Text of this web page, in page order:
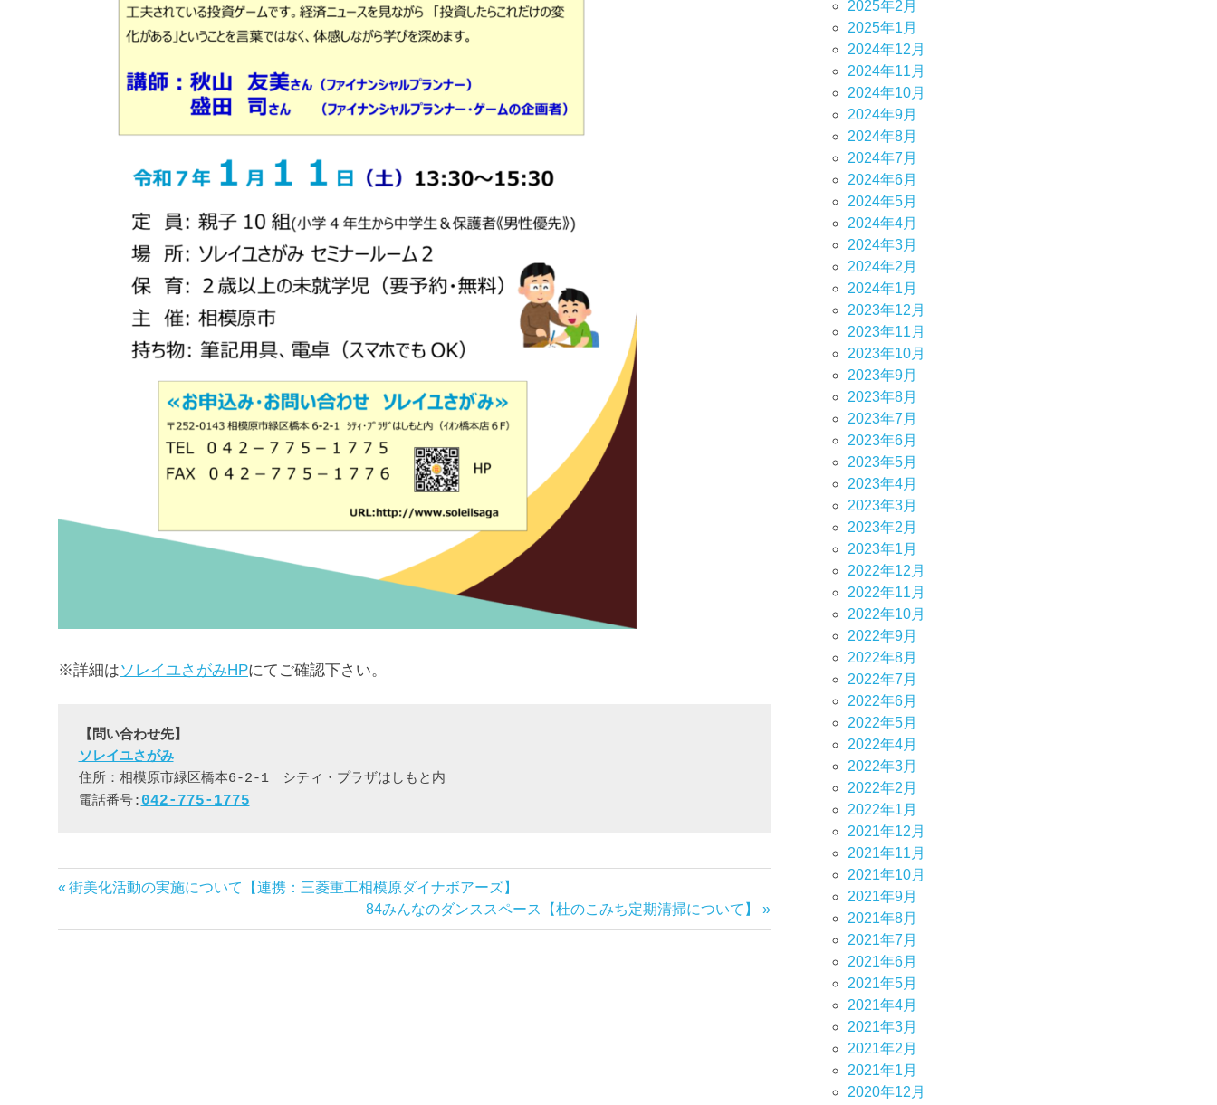
※詳細はソレイユさがみHPにてご確認下さい。
ソレイユさがみ
住所：相模原市緑区橋本6-2-1　シティ・プラザはしもと内
電話番号: 042-775-1775
投
稿
前
記
街美化活動の実施について【連携：三菱重工相模原ダイナボアーズ】
次
の
84みんなのダンススペース【杜のこみち定期清掃について】
2025年2月
2025年1月
2024年12月
2024年11月
2024年10月
2024年9月
2024年8月
2024年7月
2024年6月
2024年5月
2024年4月
2024年3月
2024年2月
2024年1月
2023年12月
2023年11月
2023年10月
2023年9月
2023年8月
2023年7月
2023年6月
2023年5月
2023年4月
2023年3月
2023年2月
2023年1月
2022年12月
2022年11月
2022年10月
2022年9月
2022年8月
2022年7月
2022年6月
2022年5月
2022年4月
2022年3月
2022年2月
2022年1月
2021年12月
2021年11月
2021年10月
2021年9月
2021年8月
2021年7月
2021年6月
2021年5月
2021年4月
2021年3月
2021年2月
2021年1月
2020年12月